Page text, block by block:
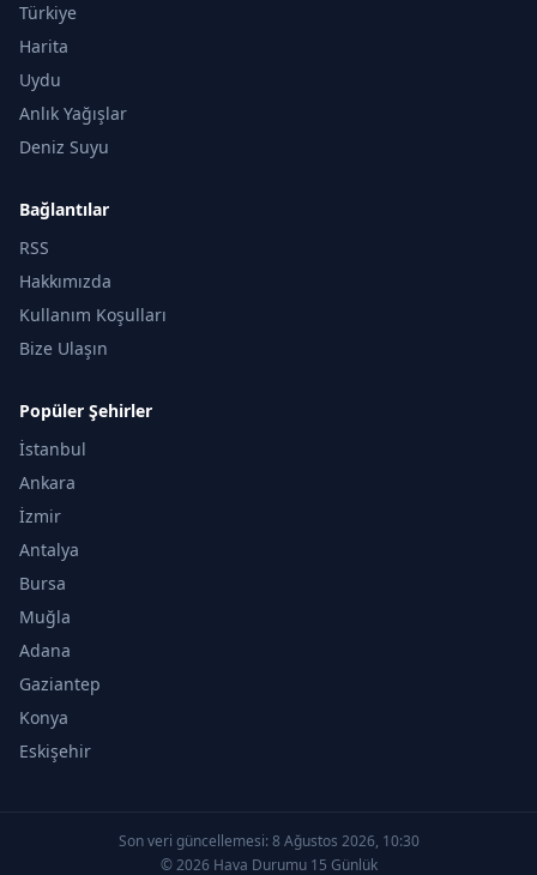
Türkiye
Harita
Uydu
Anlık Yağışlar
Deniz Suyu
Bağlantılar
RSS
Hakkımızda
Kullanım Koşulları
Bize Ulaşın
Popüler Şehirler
İstanbul
Ankara
İzmir
Antalya
Bursa
Muğla
Adana
Gaziantep
Konya
Eskişehir
Son veri güncellemesi: 8 Ağustos 2026, 10:30
© 2026 Hava Durumu 15 Günlük